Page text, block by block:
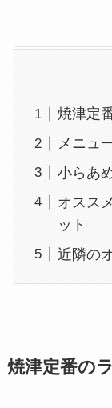
焼津定
メニュ
小らあ
オスス
ット
近隣の
焼津定番の